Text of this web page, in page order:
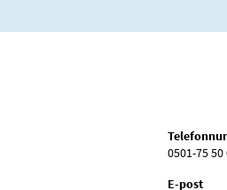
0501-75 50
E-post